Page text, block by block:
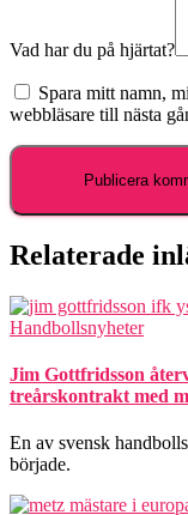
Vad har du på hjärtat?
Spara mitt namn,
webbläsare till nästa
Relaterade
Handbollsnyheter
Jim Gottfridsson
treårskontrakt med
En av svensk
började.